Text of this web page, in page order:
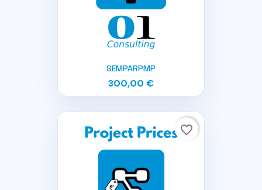
SEMPARPMP
300,00 €
favorite_border